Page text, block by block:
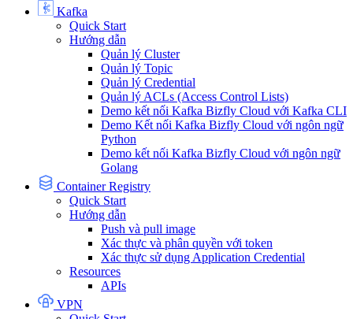
Kafka
Quick Start
Hướng dẫn
Quản lý Cluster
Quản lý Topic
Quản lý Credential
Quản lý ACLs (Access Control Lists)
Demo kết nối Kafka Bizfly Cloud với Kafka CLI
Demo Kết nối Kafka Bizfly Cloud với ngôn ngữ
Python
Demo kết nối Kafka Bizfly Cloud với ngôn ngữ
Golang
Container Registry
Quick Start
Hướng dẫn
Push và pull image
Xác thực và phân quyền với token
Xác thực sử dụng Application Credential
Resources
APIs
VPN